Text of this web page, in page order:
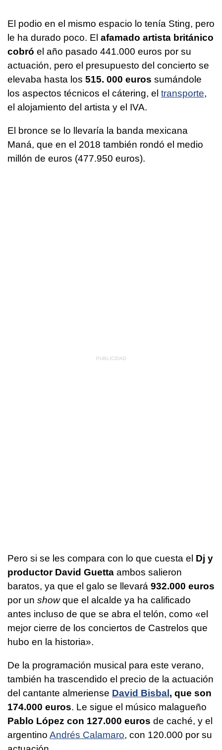
El podio en el mismo espacio lo tenía Sting, pero
le ha durado poco. El afamado artista británico
cobró el año pasado 441.000 euros por su
actuación, pero el presupuesto del concierto se
elevaba hasta los 515. 000 euros sumándole
los aspectos técnicos el cátering, el transporte,
el alojamiento del artista y el IVA.
El bronce se lo llevaría la banda mexicana
Maná, que en el 2018 también rondó el medio
millón de euros (477.950 euros).
Pero si se les compara con lo que cuesta el Dj y
productor David Guetta ambos salieron
baratos, ya que el galo se llevará 932.000 euros
por un showque el alcalde ya ha calificado
antes incluso de que se abra el telón, como «el
mejor cierre de los conciertos de Castrelos que
hubo en la historia».
De la programación musical para este verano,
también ha trascendido el precio de la actuación
del cantante almeriense David Bisbal, que son
174.000 euros. Le sigue el músico malagueño
Pablo López con 127.000 euros de caché, y el
argentino Andrés Calamaro, con 120.000 por su